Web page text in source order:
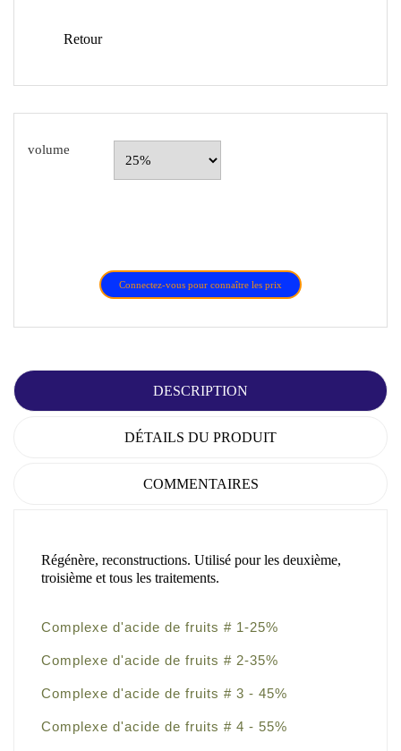
Retour
volume
Connectez-vous pour connaître les prix
DESCRIPTION
DÉTAILS DU PRODUIT
COMMENTAIRES
Régénère, reconstructions. Utilisé pour les deuxième,
troisième et tous les traitements.
Complexe d'acide de fruits # 1-25%
Complexe d'acide de fruits # 2-35%
Complexe d'acide de fruits # 3 - 45%
Complexe d'acide de fruits # 4 - 55%